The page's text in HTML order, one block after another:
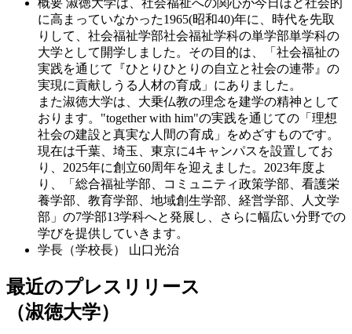
に高まっていなかった1965(昭和40)年に、時代を先取
りして、社会福祉学部社会福祉学科の単学部単学科の
大学として開学しました。その目的は、「社会福祉の
実践を通じて『ひとりひとりの自立と社会の連帯』の
実現に貢献しうる人材の育成」にありました。
また淑徳大学は、大乗仏教の理念を建学の精神として
おります。"together with him"の実践を通じての「理想
社会の建設と真実な人間の育成」をめざすものです。
現在は千葉、埼玉、東京に4キャンパスを設置してお
り、2025年に創立60周年を迎えました。2023年度よ
り、「総合福祉学部、コミュニティ政策学部、看護栄
養学部、教育学部、地域創生学部、経営学部、人文学
部」の7学部13学科へと発展し、さらに幅広い分野での
学びを提供していきます。
学長（学校長）
山口光治
最近のプレスリリース
（淑徳大学）